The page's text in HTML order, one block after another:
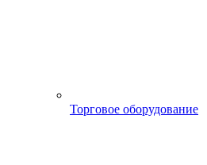
Торговое оборудование